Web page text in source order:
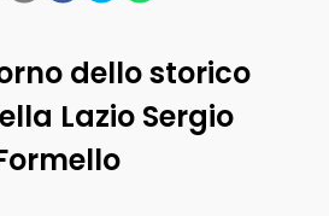
dello storico
Lazio Sergio